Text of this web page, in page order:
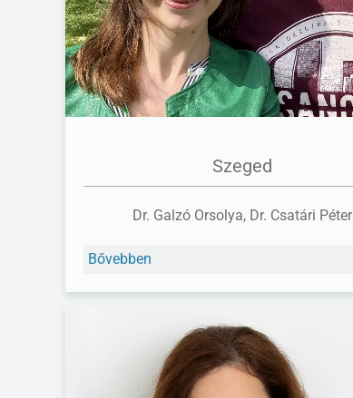
Szeged
Dr. Galzó Orsolya, Dr. Csatári Péter
Bővebben